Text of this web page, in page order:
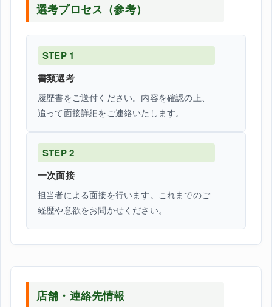
選考プロセス（参考）
STEP 1
書類選考
履歴書をご送付ください。内容を確認の上、
追って面接詳細をご連絡いたします。
STEP 2
一次面接
担当者による面接を行います。これまでのご
経歴や意欲をお聞かせください。
店舗・連絡先情報